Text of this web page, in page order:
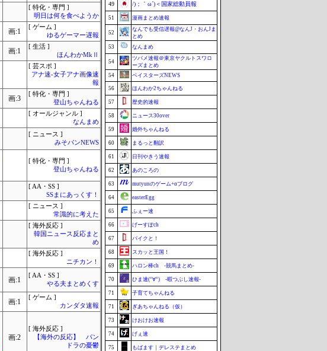
[ 特化・専門 ]
明日は何を食べようか
画:1
[ ゲーム ]
ゆるゲーマー遅報
画:1
[ 生活 ]
ほんわかMkⅡ
[ 芸スポ ]
アナ速‐女子アナ画像速
報
画:3
[ 特化・専門 ]
登山ちゃんねる
[ オールジャンル ]
なんまめ
[ ニュース ]
みそパンNEWS
[ 特化・専門 ]
登山ちゃんねる
[ AA・SS ]
SSまにあっくす！
[ ニュース ]
常識的に考えた
[ 海外反応 ]
韓国ニュース反応まと
め
[ 海外反応 ]
ニチカン！
画:1
[ AA・SS ]
やる夫まとめくす
画:1
[ ゲーム ]
カンダタ速報
画:2
[ 海外反応 ]
【海外の反応】 パン
ドラの憂鬱
49
/)；｀ω´)＜国家総動員報
51 漫画まとめ速報
52
なんでも受信遅報@なんJ・おんJま
とめ
53
なんまめ
54
ツバメ速報＠東京ヤクルトスワロ
ーズまとめ
54
ベイスターズNEWS
56 ほんわか2ちゃんねる
57 歴史的速報
58 ニュース30over
59 婚外ちゃんねる
60 まるっと翻訳
61 日刊やきう速報
62 あのころの
63 mutyunのゲーム+αブログ
64 easterEgg
65 ふぇー速
66 げーすぽch
67 バイクと！
68 スカッと王国！
69 ハロン棒ch -競馬まとめ-
70 ひま速(°∀°) -暇つぶし速報-
71 子育てちゃんねる
71 ぎあちゃんねる（仮）
73 けおけお速報
74 げぇ速
75 もばます｜デレステまとめ